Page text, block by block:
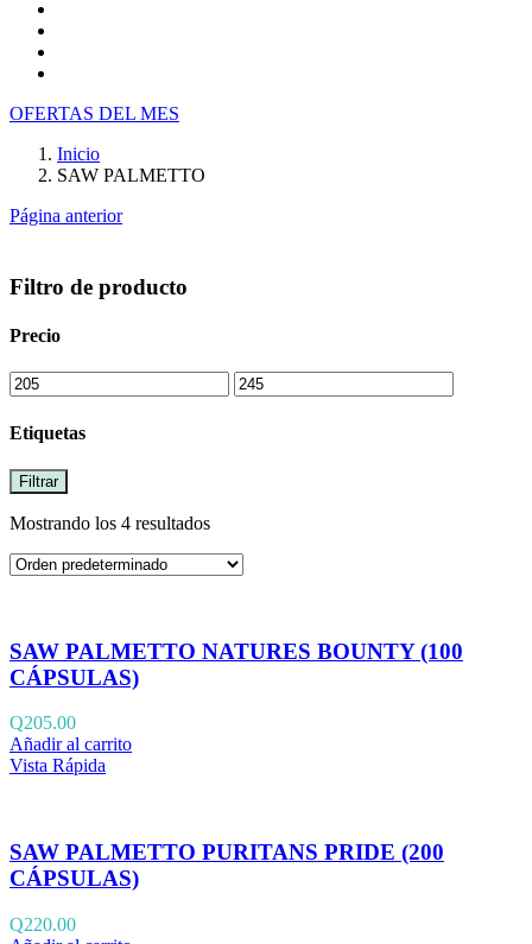
OFERTAS DEL MES
Inicio
SAW PALMETTO
Página anterior
Filtro de producto
Precio
Etiquetas
Filtrar
Mostrando los 4 resultados
SAW PALMETTO NATURES BOUNTY (100
CÁPSULAS)
Q205.00
Añadir al carrito
Vista Rápida
SAW PALMETTO PURITANS PRIDE (200
CÁPSULAS)
Q220.00